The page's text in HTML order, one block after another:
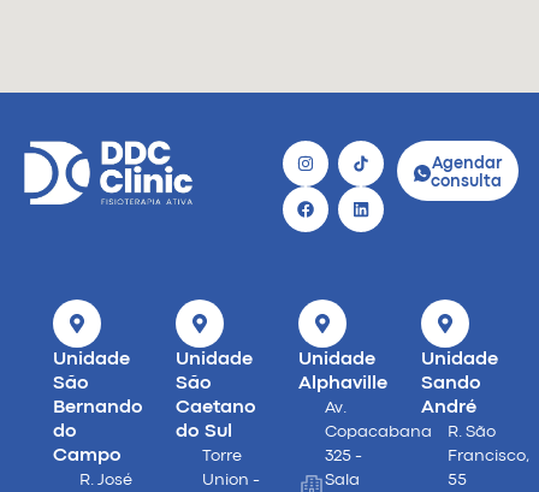
Agendar
consulta
Unidade
São
Bernando
do
Campo
R. José
Unidade
São
Caetano
do Sul
Torre
Union -
Unidade
Alphaville
Av.
Copacabana
325 -
Sala
Unidade
Sando
André
R. São
Francisco,
55